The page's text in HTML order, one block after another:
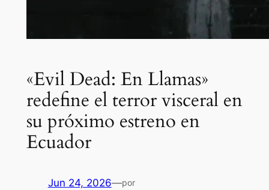
«Evil Dead: En Llamas»
redefine el terror visceral en
su próximo estreno en
Ecuador
Jun 24, 2026—por